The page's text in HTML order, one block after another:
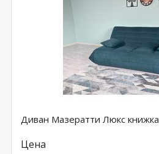
Диван Мазератти Люкс книжка
Цена